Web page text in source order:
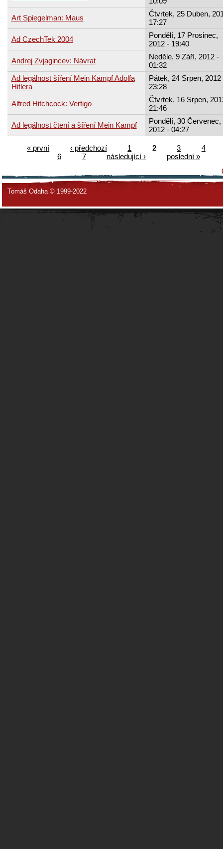
Art Spiegelman: Maus
Čtvrtek, 25 Duben,
17:27
Ad CzechTek 2004
Pondělí, 17 Prosinec,
2012 - 19:40
Andrej Zvjagincev: Návrat
Neděle, 9 Září, 2012 -
01:32
Ad legálnost šíření Mein Kampf Adolfa
Hitlera
Pátek, 24 Srpen, 2012
23:28
Alfred Hitchcock: Vertigo
Čtvrtek, 16 Srpen,
21:46
Ad legálnost čtení a šíření Mein Kampf
Pondělí, 30 Červenec,
2012 - 04:27
« první ‹ předchozí 1 2 3
4
6
7 následující ›
poslední »
Tomáš Odaha © 1999-2022